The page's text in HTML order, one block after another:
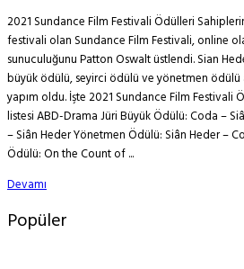
2021 Sundance Film Festivali Ödülleri
festivali olan Sundance Film Festivali, online
sunuculuğunu Patton Oswalt üstlendi. Sian
büyük ödülü, seyirci ödülü ve yönetmen
yapım oldu. İşte 2021 Sundance Film Festivali
listesi ABD-Drama Jüri Büyük Ödülü: Coda –
– Siân Heder Yönetmen Ödülü: Siân Heder –
Ödülü: On the Count of ...
Devamı
Popüler